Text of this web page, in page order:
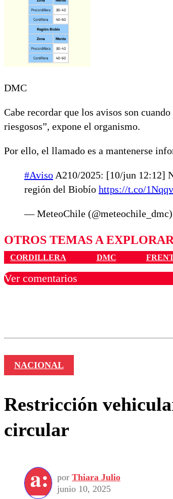
DMC
Cabe recordar que los avisos son
riesgosos”, expone el organismo.
Por ello, el llamado es a mantenerse
#AvisoA210/2025: [10/jun 12:12]
región del Biobío https://t.co/
— MeteoChile (@meteochile_dmc)
OTROS TEMAS A
CORDILLERA DMC
Ver comentarios
NACIONAL
Restricción
circular
por Thiara Julio
junio 10, 2025